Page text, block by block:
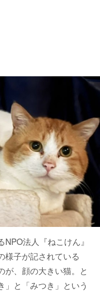
法人『ねこけん』
様子が記されている
が、顔の大きい猫。と
」と「みつき」という